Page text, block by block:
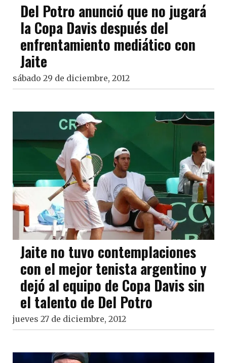
Del Potro anunció que no jugará
la Copa Davis después del
enfrentamiento mediático con
Jaite
sábado 29 de diciembre, 2012
Jaite no tuvo contemplaciones
con el mejor tenista argentino y
dejó al equipo de Copa Davis sin
el talento de Del Potro
jueves 27 de diciembre, 2012